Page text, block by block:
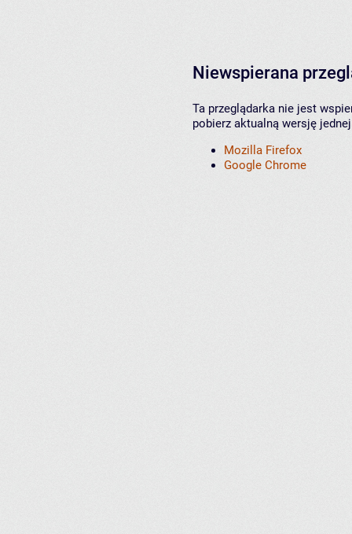
Niewspierana
Ta przeglądarka nie jest
pobierz aktualną wersję
Mozilla Firefox
Google Chrome